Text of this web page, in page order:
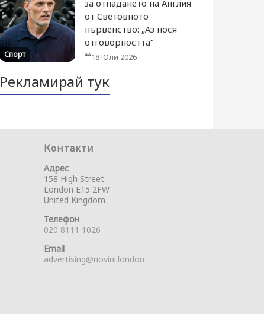
Спорт
за отпадането на Англия
от Световното
първенство: „Аз нося
отговорността“
18 Юли 2026
Рекламирай тук
Контакти
Адрес
158 High Street
London E15 2FW
United Kingdom
Телефон
020 8111 1026
Email
advertising@novini.london